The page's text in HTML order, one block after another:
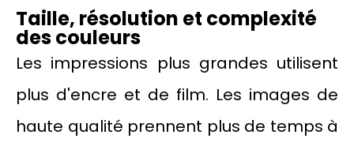
Taille, résolution et complexité
des couleurs
Les impressions plus grandes utilisent
plus d'encre et de film. Les images de
haute qualité prennent plus de temps à